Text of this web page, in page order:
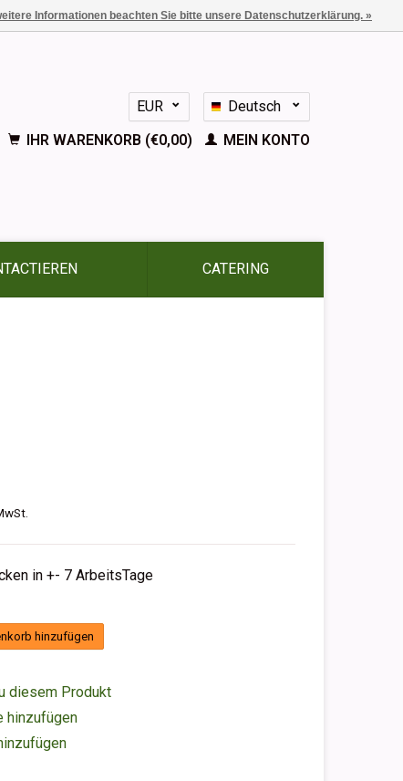
EUR
GBP
Deutsch
Nederlands
English
IHR WARENKORB (€0,00) MEIN KONTO
CATERING
in +- 7 ArbeitsTage
hinzufügen
diesem Produkt
hinzufügen
Informationen beachten Sie bitte unsere Datenschutzerklärung. »